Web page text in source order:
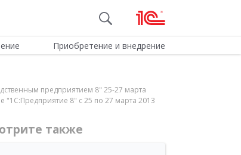
Приобретение и внедрение
предприятием 8" 25-27 марта
"1С:Предприятие 8" с 25 по 27 марта 2013
также